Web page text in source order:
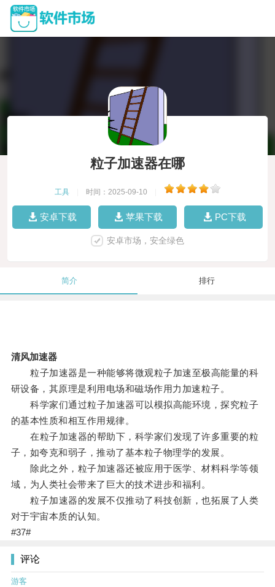
粒子加速器在哪
工具 时间：2025-09-10
安卓下载 苹果下载 PC下载
安卓市场，安全绿色
简介 排行
清风加速器
粒子加速器是一种能够将微观粒子加速至极高能量的科
研设备，其原理是利用电场和磁场作用力加速粒子。
科学家们通过粒子加速器可以模拟高能环境，探究粒子
的基本性质和相互作用规律。
在粒子加速器的帮助下，科学家们发现了许多重要的粒
子，如夸克和弱子，推动了基本粒子物理学的发展。
除此之外，粒子加速器还被应用于医学、材料科学等领
域，为人类社会带来了巨大的技术进步和福利。
粒子加速器的发展不仅推动了科技创新，也拓展了人类
对于宇宙本质的认知。
#37#
评论
游客